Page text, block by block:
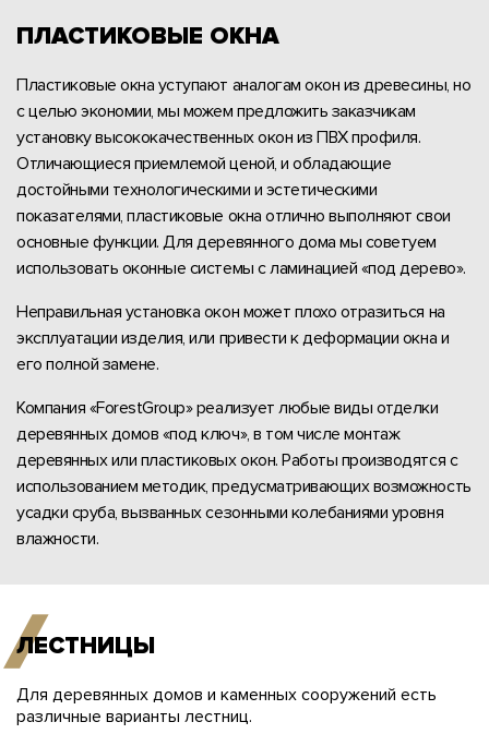
ПЛАСТИКОВЫЕ ОКНА
Пластиковые окна уступают аналогам окон из древесины, но
с целью экономии, мы можем предложить заказчикам
установку высококачественных окон из ПВХ профиля.
Отличающиеся приемлемой ценой, и обладающие
достойными технологическими и эстетическими
показателями, пластиковые окна отлично выполняют свои
основные функции. Для деревянного дома мы советуем
использовать оконные системы с ламинацией «под дерево».
Неправильная установка окон может плохо отразиться на
эксплуатации изделия, или привести к деформации окна и
его полной замене.
Компания «ForestGroup» реализует любые виды отделки
деревянных домов «под ключ», в том числе монтаж
деревянных или пластиковых окон. Работы производятся с
использованием методик, предусматривающих возможность
усадки сруба, вызванных сезонными колебаниями уровня
влажности.
ЛЕСТНИЦЫ
Для деревянных домов и каменных сооружений есть
различные варианты лестниц.